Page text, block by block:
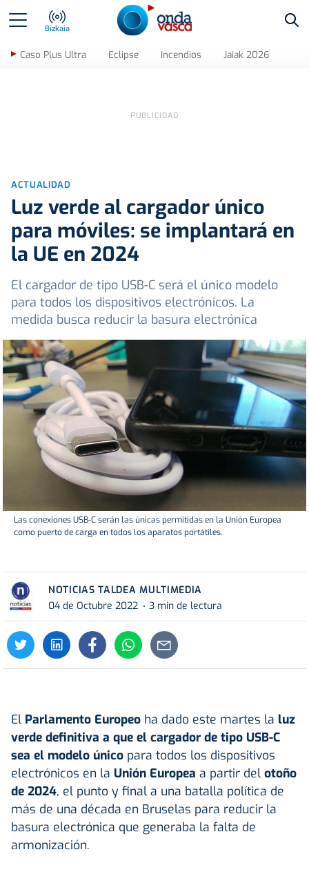
Bizkaia
Caso Plus Ultra Eclipse Incendios Jaiak 2026
ACTUALIDAD
Luz verde al cargador único
para móviles: se implantará en
la UE en 2024
El cargador de tipo USB-C será el único modelo
para todos los dispositivos electrónicos. La
medida busca reducir la basura electrónica
Las conexiones USB-C serán las únicas permitidas en la Unión Europea
como puerto de carga en todos los aparatos portátiles.
NOTICIAS TALDEA MULTIMEDIA
04 de Octubre 2022
3 min de lectura
El Parlamento Europeo ha dado este martes la luz
verde definitiva a que el cargador de tipo USB-C
sea el modelo único para todos los dispositivos
electrónicos en la Unión Europea a partir del otoño
de 2024, el punto y final a una batalla política de
más de una década en Bruselas para reducir la
basura electrónica que generaba la falta de
armonización.